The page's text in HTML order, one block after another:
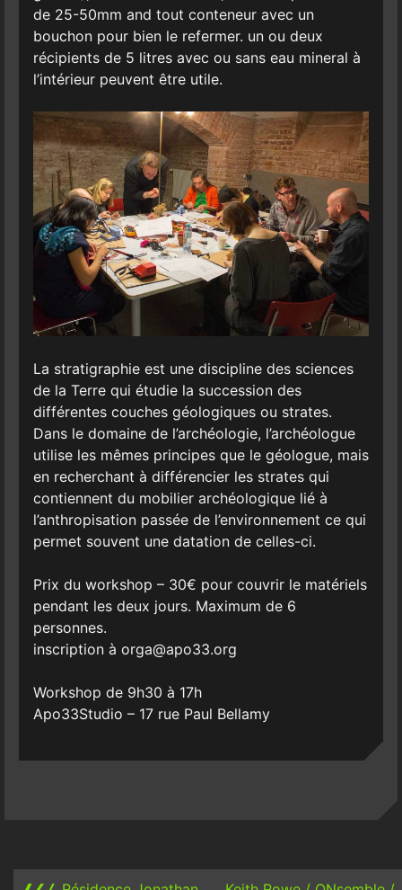
de 25-50mm and tout conteneur avec un
bouchon pour bien le refermer. un ou deux
récipients de 5 litres avec ou sans eau mineral à
l’intérieur peuvent être utile.
La stratigraphie est une discipline des sciences
de la Terre qui étudie la succession des
différentes couches géologiques ou strates.
Dans le domaine de l’archéologie, l’archéologue
utilise les mêmes principes que le géologue, mais
en recherchant à différencier les strates qui
contiennent du mobilier archéologique lié à
l’anthropisation passée de l’environnement ce qui
permet souvent une datation de celles-ci.
Prix du workshop – 30€ pour couvrir le matériels
pendant les deux jours. Maximum de 6
personnes.
inscription à orga@apo33.org
Workshop de 9h30 à 17h
Apo33Studio – 17 rue Paul Bellamy
navigation